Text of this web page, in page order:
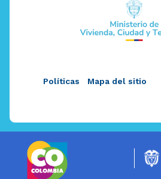
Políticas Mapa del sitio